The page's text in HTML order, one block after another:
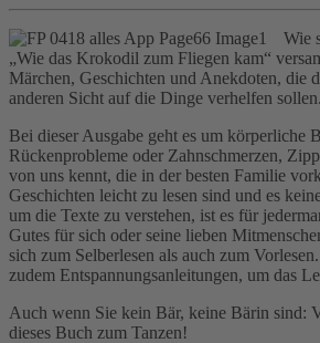
Wie
„Wie das Krokodil zum Fliegen kam“
Märchen, Geschichten und Anekdoten, die
anderen Sicht auf die Dinge verhelfen sollen.
Bei dieser Ausgabe geht es um körperliche
Rückenprobleme oder Zahnschmerzen,
von uns kennt, die in der besten Familie
Geschichten leicht zu lesen sind und es
um die Texte zu verstehen, ist es für
Gutes für sich oder seine lieben
sich zum Selberlesen als auch zum
zudem Entspannungsanleitungen, um das
Auch wenn Sie kein Bär, keine Bärin sind:
dieses Buch zum Tanzen!